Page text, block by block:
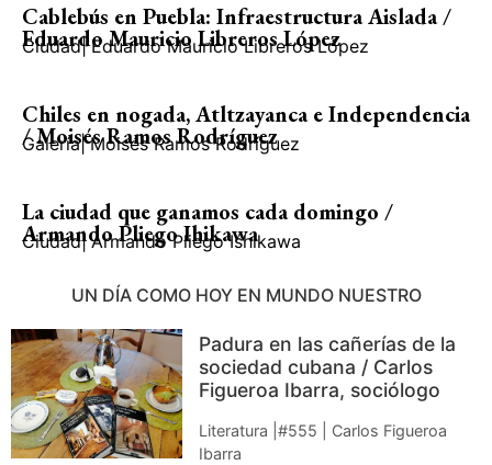
Cablebús en Puebla: Infraestructura Aislada /
Eduardo Mauricio Libreros López
Ciudad| Eduardo Mauricio Libreros López
Chiles en nogada, Atltzayanca e Independencia
/ Moisés Ramos Rodríguez
Galería| Moisés Ramos Rodríguez
La ciudad que ganamos cada domingo /
Armando Pliego Ihikawa
Ciudad| Armando Pliego Ishikawa
UN DÍA COMO HOY EN MUNDO NUESTRO
Padura en las cañerías de la
sociedad cubana / Carlos
Figueroa Ibarra, sociólogo
Literatura |#555 | Carlos Figueroa
Ibarra